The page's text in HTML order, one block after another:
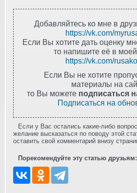
Добавляйтесь ко мне в
https://vk.com/
Если Вы хотите дать оценку
то напишите её в моей
https://vk.com/
Если Вы не хотите
материалы на
то Вы можете подписаться
Подписаться на
Если у Вас остались какие-либо
желание высказаться по поводу этой
оставить свой комментарий внизу
Порекомендуйте эту статью друзьям: